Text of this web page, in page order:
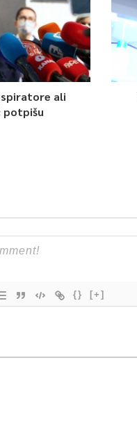
ali
potpišu
{} [+]